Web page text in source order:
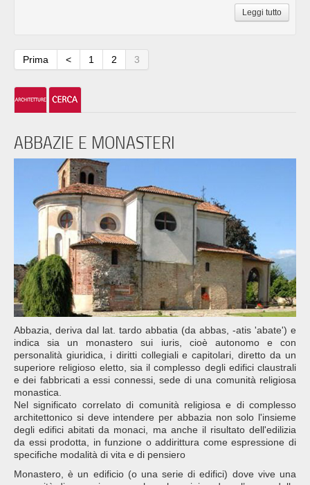
Leggi tutto
Prima < 1 2 3
ABBAZIE E MONASTERI
Abbazia, deriva dal lat. tardo abbatia (da abbas, -atis 'abate') e
indica sia un monastero sui iuris, cioè autonomo e con
personalità giuridica, i diritti collegiali e capitolari, diretto da un
superiore religioso eletto, sia il complesso degli edifici claustrali
e dei fabbricati a essi connessi, sede di una comunità religiosa
monastica.
Nel significato correlato di comunità religiosa e di complesso
architettonico si deve intendere per abbazia non solo l'insieme
degli edifici abitati da monaci, ma anche il risultato dell'edilizia
da essi prodotta, in funzione o addirittura come espressione di
specifiche modalità di vita e di pensiero
Monastero, è un edificio (o una serie di edifici) dove vive una